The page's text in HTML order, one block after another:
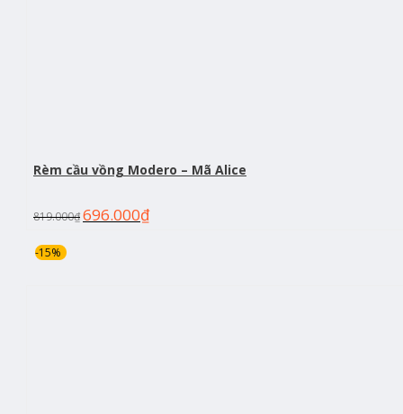
Rèm cầu vồng Modero – Mã Alice
819.000₫696.000₫
-15%